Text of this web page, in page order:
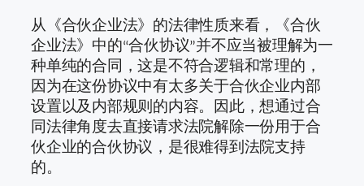
从《合伙企业法》的法律性质来看，《合伙
企业法》中的“合伙协议”并不应当被理解为一
种单纯的合同，这是不符合逻辑和常理的，
因为在这份协议中有太多关于合伙企业内部
设置以及内部规则的内容。因此，想通过合
同法律角度去直接请求法院解除一份用于合
伙企业的合伙协议，是很难得到法院支持
的。